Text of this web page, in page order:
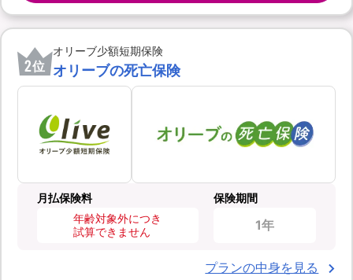
2位
オリーブ少額短期保険
オリーブの死亡保険
月払保険料
年齢対象外につき
試算できません
保険期間
1年
プランの中身を見る